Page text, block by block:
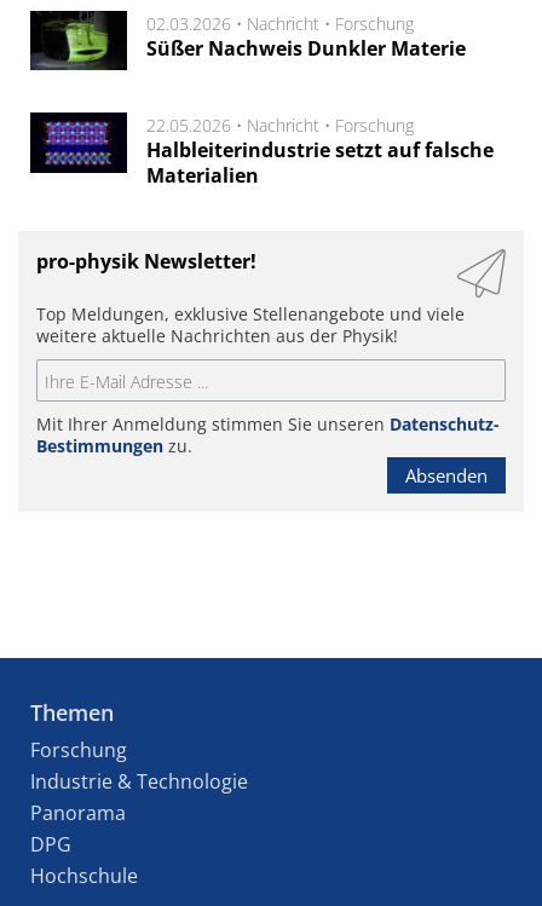
02.03.2026 • Nachricht • Forschung
Süßer Nachweis Dunkler Materie
22.05.2026 • Nachricht • Forschung
Halbleiterindustrie setzt auf falsche
Materialien
pro-physik Newsletter!
Top Meldungen, exklusive Stellenangebote und viele
weitere aktuelle Nachrichten aus der Physik!
Mit Ihrer Anmeldung stimmen Sie unseren Datenschutz-
Bestimmungen zu.
Absenden
Themen
Forschung
Industrie & Technologie
Panorama
DPG
Hochschule